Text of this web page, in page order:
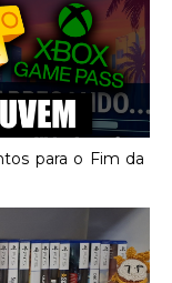
para o Fim da